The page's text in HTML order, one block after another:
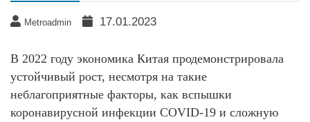
Metroadmin 17.01.2023
В 2022 году экономика Китая продемонстрировала
устойчивый рост, несмотря на такие
неблагоприятные факторы, как вспышки
коронавирусной инфекции COVID-19 и сложную